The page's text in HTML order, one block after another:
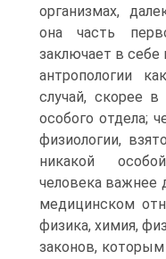
организмах,
она часть
заключает в
антропологии
случай, скорее
особого отдела;
физиологии,
никакой
человека важнее
медицинском
физика, химия,
законов, которым